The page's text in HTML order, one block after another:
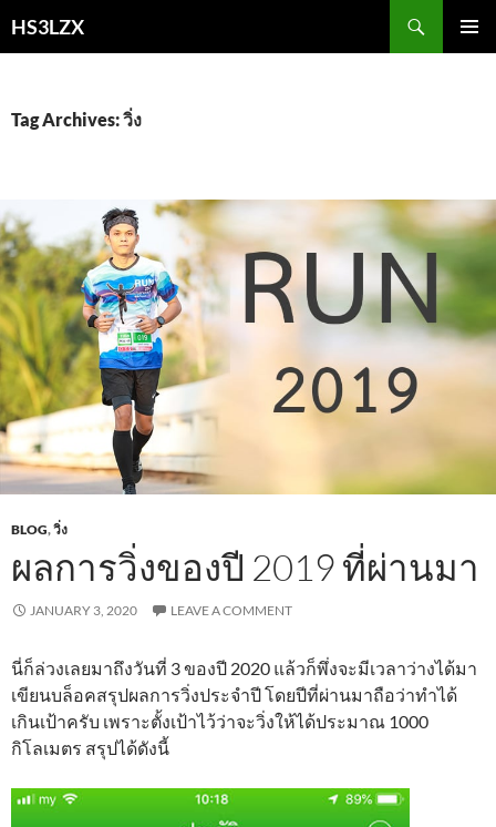
toHS3LZX
Tag Archives: วิ่ง
BLOG,วิ่ง
ผลการวิ่งของปี 2019 ที่ผ่านมา
JANUARY 3, 2020 LEAVE A COMMENT
นี่ก็ล่วงเลยมาถึงวันที่ 3 ของปี 2020 แล้วก็พึ่งจะมีเวลาว่างได้มา
เขียนบล็อคสรุปผลการวิ่งประจำปี โดยปีที่ผ่านมาถือว่าทำได้
เกินเป้าครับ เพราะตั้งเป้าไว้ว่าจะวิ่งให้ได้ประมาณ 1000
กิโลเมตร สรุปได้ดังนี้